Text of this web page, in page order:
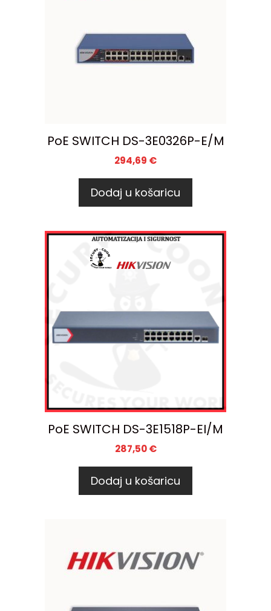
PoE SWITCH DS-3E0326P-E/M
294,69 €
Dodaj u košaricu
PoE SWITCH DS-3E1518P-EI/M
287,50€
Dodaj u košaricu